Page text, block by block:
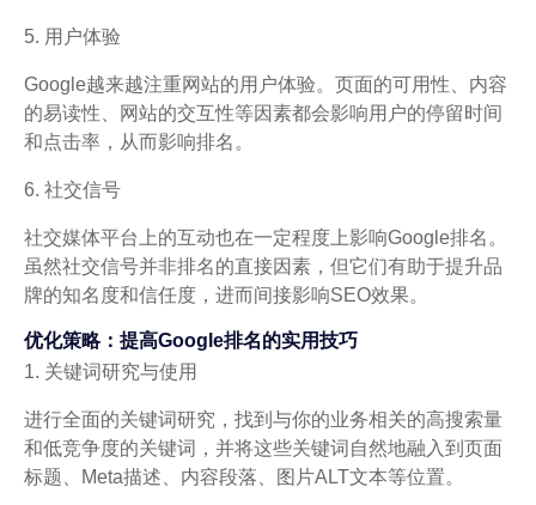
5. 用户体验
Google越来越注重网站的用户体验。页面的可用性、内容
的易读性、网站的交互性等因素都会影响用户的停留时间
和点击率，从而影响排名。
6. 社交信号
社交媒体平台上的互动也在一定程度上影响Google排名。
虽然社交信号并非排名的直接因素，但它们有助于提升品
牌的知名度和信任度，进而间接影响SEO效果。
优化策略：提高Google排名的实用技巧
1. 关键词研究与使用
进行全面的关键词研究，找到与你的业务相关的高搜索量
和低竞争度的关键词，并将这些关键词自然地融入到页面
标题、Meta描述、内容段落、图片ALT文本等位置。